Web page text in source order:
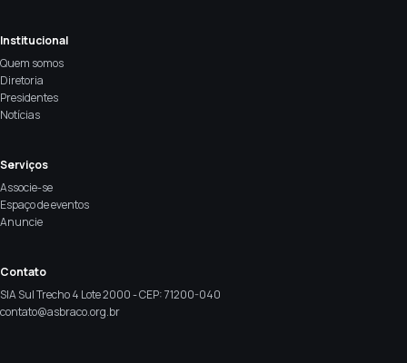
Institucional
Quem somos
Diretoria
Presidentes
Notícias
Serviços
Associe-se
Espaço de eventos
Anuncie
Contato
SIA Sul Trecho 4 Lote 2000 - CEP: 71200-040
contato@asbraco.org.br